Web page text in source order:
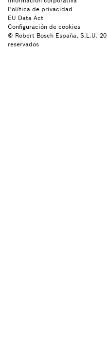
© Robert Bosch España, S.L.U.
reservados
Política de privacidad
EU Data Act
Configuración de cookies